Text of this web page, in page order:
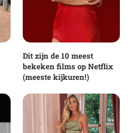
Dit zijn de 10 meest
bekeken films op Netflix
(meeste kijkuren!)